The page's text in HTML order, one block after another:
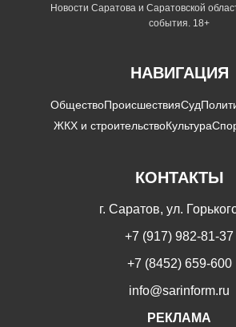
Новости Саратова и Саратовской
события. 18+
НАВИГАЦИЯ
ОбществоПроисшествияСуд
ЖКХ и строительствоКультура
КОНТАКТЫ
г. Саратов, ул.
+7 (917) 982-81-37
+7 (8452) 659-600
info@sarinform.ru
РЕКЛАМА